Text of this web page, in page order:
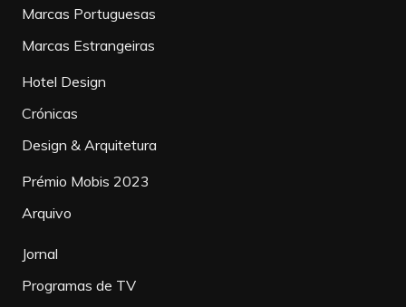
Marcas Portuguesas
Marcas Estrangeiras
Hotel Design
Crónicas
Design & Arquitetura
Prémio Mobis 2023
Arquivo
Jornal
Programas de TV